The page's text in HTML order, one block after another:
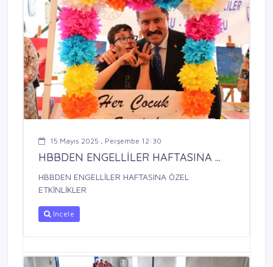
15 Mayıs 2025 , Perşembe 12:30
HBBDEN ENGELLİLER HAFTASINA ...
HBBDEN ENGELLİLER HAFTASINA ÖZEL
ETKİNLİKLER
İncele